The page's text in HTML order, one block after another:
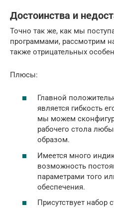
Достоинства и
Точно так же, как мы
программами, рассмотрим
также отрицательных
Плюсы:
Главной
является гибкость
мы можем
рабочего стола
образом.
Имеется много
возможность
параметрами того
обеспечения.
Присутствует набор